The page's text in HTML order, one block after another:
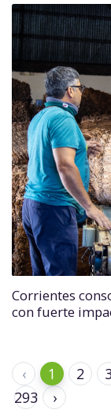
Corrientes
con fuerte
‹ 1 2 3
293
›